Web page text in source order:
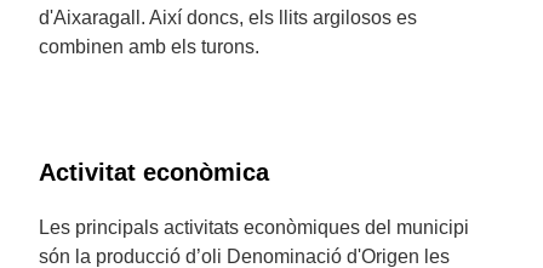
d'Aixaragall. Així doncs, els llits argilosos es
combinen amb els turons.
Activitat econòmica
Les principals activitats econòmiques del municipi
són la producció d’oli Denominació d'Origen les